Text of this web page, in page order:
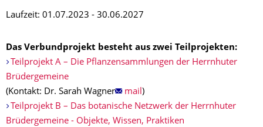
Laufzeit: 01.07.2023 - 30.06.2027
Das Verbundprojekt besteht aus zwei Teilprojekten:
Teilprojekt A – Die Pflanzensammlungen der Herrnhuter
Brüdergemeine
(Kontakt: Dr. Sarah Wagner
mail)
Teilprojekt B – Das botanische Netzwerk der Herrnhuter
Brüdergemeine - Objekte, Wissen, Praktiken